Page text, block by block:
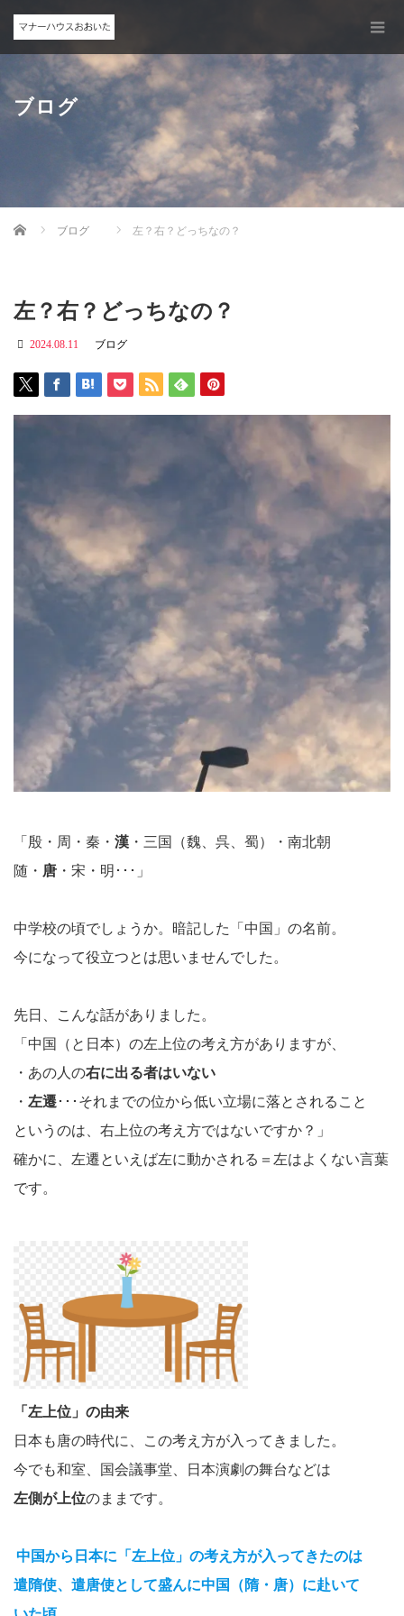
ブログ
Home ブログ 左？右？どっちなの？
左？右？どっちなの？
2024.08.11 ブログ
「殷・周・秦・ 漢 ・三国（魏、呉、蜀）・南北朝
随・ 唐 ・宋・明･･･」
中学校の頃でしょうか。暗記した「中国」の名前。
今になって役立つとは思いませんでした。
先日、こんな話がありました。
「中国（と日本）の左上位の考え方がありますが、
・あの人の右に出る者はいない
・ 左遷･･･それまでの位から低い立場に落とされること
というのは、右上位の考え方ではないですか？」
確かに、左遷といえば左に動かされる＝左はよくない言葉
です。
「左上位」の由来
日本も唐の時代に、この考え方が入ってきました。
今でも和室、国会議事堂、日本演劇の舞台などは
左側が上位のままです。
中国から日本に「左上位」の考え方が入ってきたのは
遣隋使、遣唐使として盛んに中国（隋・唐）に赴いて